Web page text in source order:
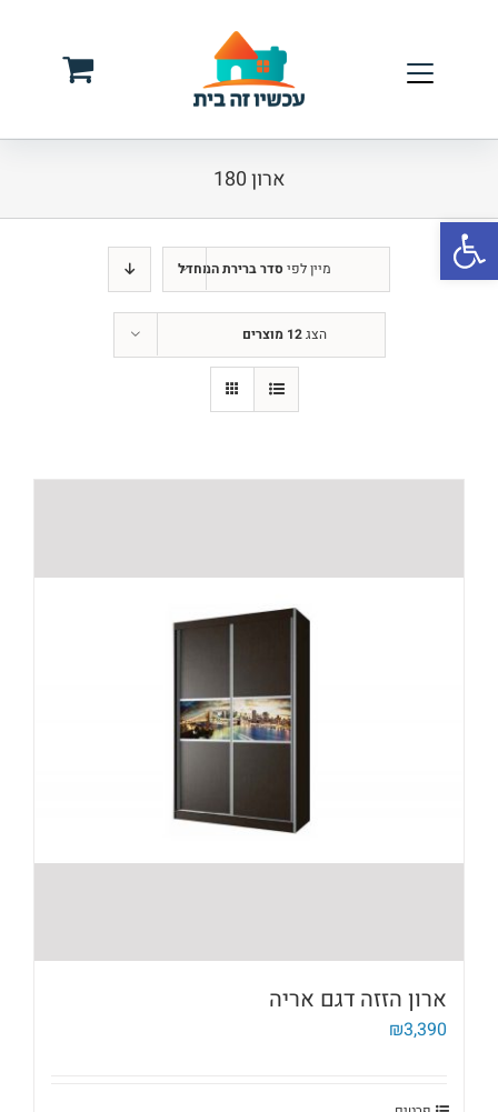
פתח סרגל נגישות
ארון 180
מיין לפי סדר ברירת המחדל
הצג12 מוצרים
ארון הזזה דגם אריה
₪3,390